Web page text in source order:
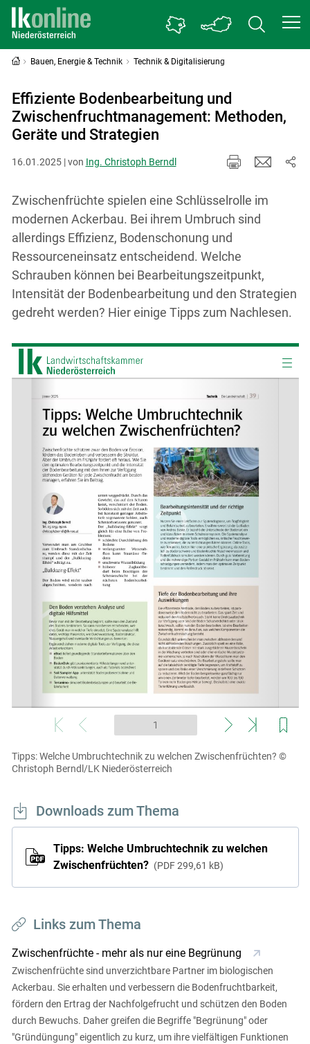
Skip to main content
Bauen, Energie & Technik Technik & Digitalisierung
Effiziente Bodenbearbeitung und
Zwischenfruchtmanagement: Methoden,
Geräte und Strategien
16.01.2025 | von Ing. Christoph Berndl
Zwischenfrüchte spielen eine Schlüsselrolle im
modernen Ackerbau. Bei ihrem Umbruch sind
allerdings Effizienz, Bodenschonung und
Ressourceneinsatz entscheidend. Welche
Schrauben können bei Bearbeitungszeitpunkt,
Intensität der Bodenbearbeitung und den Strategien
gedreht werden? Hier einige Tipps zum Nachlesen.
Tipps: Welche Umbruchtechnik zu welchen Zwischenfrüchten? ©
Christoph Berndl/LK Niederösterreich
Downloads zum Thema
Tipps: Welche Umbruchtechnik zu welchen
Zwischenfrüchten?
PDF 299,61 kB
Links zum Thema
Zwischenfrüchte - mehr als nur eine Begrünung
Zwischenfrüchte sind unverzichtbare Partner im biologischen
Ackerbau. Sie erhalten und verbessern die Bodenfruchtbarkeit,
fördern den Ertrag der Nachfolgefrucht und schützen den Boden
durch Bewuchs. Daher greifen die Begriffe "Begrünung" oder
"Gründüngung" eigentlich zu kurz, um ihre vielfältigen Funktionen